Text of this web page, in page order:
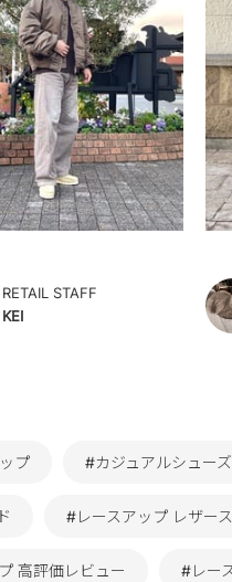
RETAIL STAFF
KEI
プ #カジュアルシュー
#レースアップ レザー
高評価レビュー #レー